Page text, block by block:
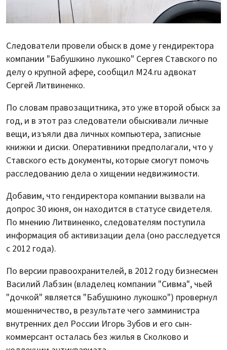
Следователи провели обыск в доме у гендиректора
компании "Бабушкино лукошко" Сергея Ставского по
делу о крупной афере, сообщил M24.ru адвокат
Сергей Литвиненко.
По словам правозащитника, это уже второй обыск за
год, и в этот раз следователи обыскивали личные
вещи, изъяли два личных компьютера, записные
книжки и диски. Оперативники предполагали, что у
Ставского есть документы, которые смогут помочь
расследованию дела о хищении недвижимости.
Добавим, что гендиректора компании вызвали на
допрос 30 июня, он находится в статусе свидетеля.
По мнению Литвиненко, следователям поступила
информация об активизации дела (оно расследуется
с 2012 года).
По версии правоохранителей, в 2012 году бизнесмен
Василий Лабзин (владелец компании "Сивма", чьей
"дочкой" является "Бабушкино лукошко") провернул
мошенничество, в результате чего замминистра
внутренних дел России Игорь Зубов и его сын-
коммерсант осталась без жилья в Сколково и